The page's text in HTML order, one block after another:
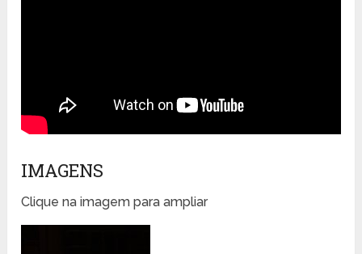
IMAGENS
Clique na imagem para ampliar